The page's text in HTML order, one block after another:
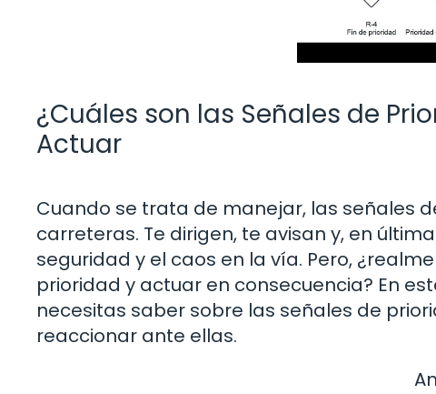
¿Cuáles son las Señales de
Actuar
Cuando se trata de manejar, las señales
carreteras. Te dirigen, te avisan y, en
seguridad y el caos en la vía. Pero,
prioridad y actuar en consecuencia? En
necesitas saber sobre las señales de
reaccionar ante ellas.